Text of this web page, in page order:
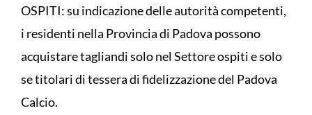
OSPITI: su indicazione delle autorità competenti,
i residenti nella Provincia di Padova possono
acquistare tagliandi solo nel Settore ospiti e solo
se titolari di tessera di fidelizzazione del Padova
Calcio.